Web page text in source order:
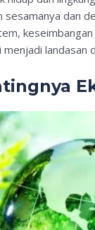
sesamanya dan
menjadi landasan